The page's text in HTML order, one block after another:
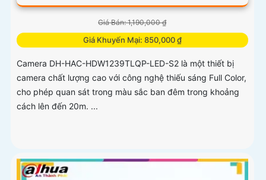
Giá Bán: 1,190,000 ₫
Giá Khuyến Mại: 850,000 ₫
Camera DH-HAC-HDW1239TLQP-LED-S2 là một thiết bị
camera chất lượng cao với công nghệ thiếu sáng Full Color,
cho phép quan sát trong màu sắc ban đêm trong khoảng
cách lên đến 20m. ...